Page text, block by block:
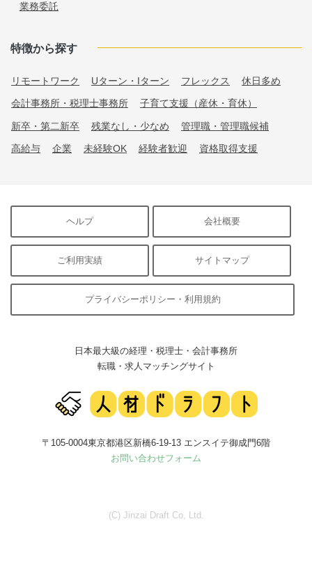
業務委託
特徴から探す
リモートワーク Uターン・Iターン フレックス 休日多め
会計事務所・税理士事務所 子育て支援（産休・育休）
新卒・第二新卒 残業なし・少なめ 管理職・管理職候補
高給与 企業 未経験OK 経験者歓迎 資格取得支援
ヘルプ 会社概要
ご利用実績 サイトマップ
プライバシーポリシー・利用規約
日本最大級の経理・税理士・会計事務所
転職・求人マッチングサイト
〒105-0004東京都港区新橋6-19-13 エンスイテ御成門6階
お問い合わせフォーム
(C) Jinzai Draft Co, Ltd.